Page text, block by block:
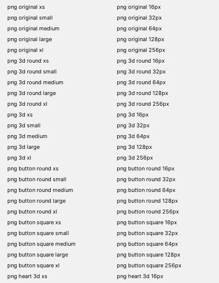
png original xs
png original small
png original medium
png original large
png original xl
png 3d round xs
png 3d round small
png 3d round medium
png 3d round large
png 3d round xl
png 3d xs
png 3d small
png 3d medium
png 3d large
png 3d xl
png button round xs
png button round small
png button round medium
png button round large
png button round xl
png button square xs
png button square small
png button square medium
png button square large
png button square xl
png heart 3d xs
png original 16px
png original 32px
png original 64px
png original 128px
png original 256px
png 3d round 16px
png 3d round 32px
png 3d round 64px
png 3d round 128px
png 3d round 256px
png 3d 16px
png 3d 32px
png 3d 64px
png 3d 128px
png 3d 256px
png button round 16px
png button round 32px
png button round 64px
png button round 128px
png button round 256px
png button square 16px
png button square 32px
png button square 64px
png button square 128px
png button square 256px
png heart 3d 16px